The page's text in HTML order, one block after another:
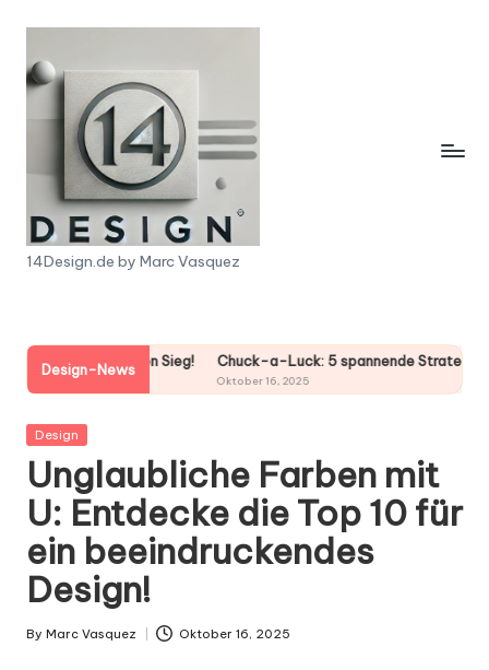
content
1
D
e
s
i
g
n
.
d
e
14Design.de by Marc Vasquez
Design-News
Sieg! Chuck-a-Luck: 5 spannende Strategien für deinen Gewinn!
Posted
Design
Unglaubliche Farben mit
U: Entdecke die Top 10 für
ein beeindruckendes
Design!
Posted
By Marc Vasquez Oktober 16, 2025